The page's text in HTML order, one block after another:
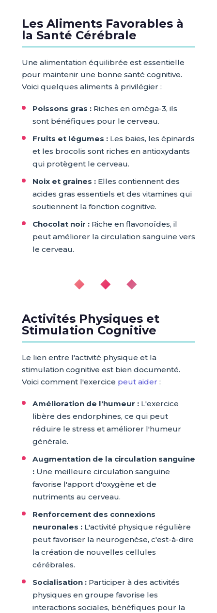
Les Aliments Favorables à
la Santé Cérébrale
Une alimentation équilibrée est essentielle
pour maintenir une bonne santé cognitive.
Voici quelques aliments à privilégier :
Poissons gras :Riches en oméga-3, ils
sont bénéfiques pour le cerveau.
Fruits et légumes :Les baies, les épinards
et les brocolis sont riches en antioxydants
qui protègent le cerveau.
Noix et graines :Elles contiennent des
acides gras essentiels et des vitamines qui
soutiennent la fonction cognitive.
Chocolat noir :Riche en flavonoïdes, il
peut améliorer la circulation sanguine vers
le cerveau.
◆ ◆ ◆
Activités Physiques et
Stimulation Cognitive
Le lien entre l'activité physique et la
stimulation cognitive est bien documenté.
Voici comment l'exercice peut aider :
Amélioration de l'humeur :L'exercice
libère des endorphines, ce qui peut
réduire le stress et améliorer l'humeur
générale.
Augmentation de la circulation sanguine
:Une meilleure circulation sanguine
favorise l'apport d'oxygène et de
nutriments au cerveau.
Renforcement des connexions
neuronales :L'activité physique régulière
peut favoriser la neurogenèse, c'est-à-dire
la création de nouvelles cellules
cérébrales.
Socialisation :Participer à des activités
physiques en groupe favorise les
interactions sociales, bénéfiques pour la